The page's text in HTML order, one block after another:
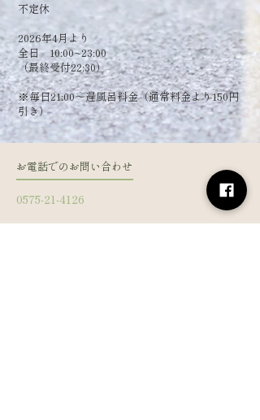
​不定休
2026年4月より
全日 10:00~23:00
（最終受付22:30）
​※毎日21:00～遅風呂料金（通常料金より150円
引き）
お電話でのお問い合わせ
0575-21-4126